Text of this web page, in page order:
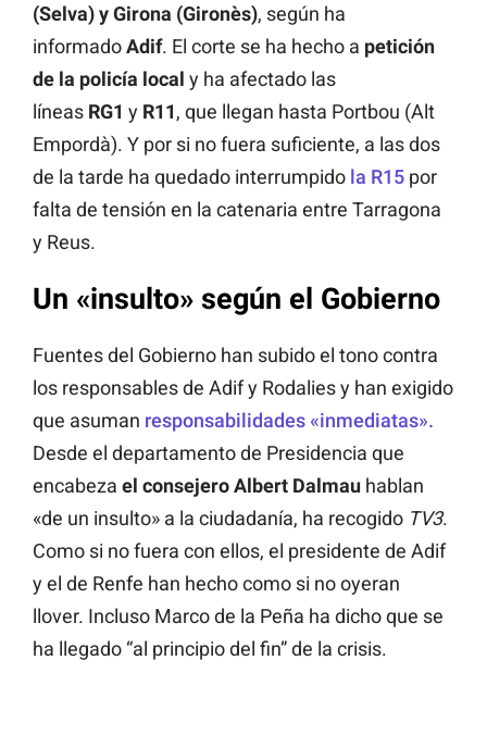
(Selva) y Girona (Gironès), según ha
informadoAdif. El corte se ha hecho a petición
de la policía local y ha afectado las
líneas RG1 y R11, que llegan hasta Portbou (Alt
Empordà). Y por si no fuera suficiente, a las dos
de la tarde ha quedado interrumpido la R15 por
falta de tensión en la catenaria entre Tarragona
y Reus.
Un «insulto» según el Gobierno
Fuentes del Gobierno han subido el tono contra
los responsables de Adif y Rodalies y han exigido
que asuman responsabilidades «inmediatas».
Desde el departamento de Presidencia que
encabeza el consejero Albert Dalmau hablan
«de un insulto» a la ciudadanía, ha recogido TV3.
Como si no fuera con ellos, el presidente de Adif
y el de Renfe han hecho como si no oyeran
llover. Incluso Marco de la Peña ha dicho que se
ha llegado “al principio del fin” de la crisis.